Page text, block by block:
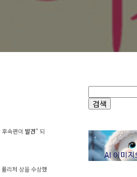
속편이 발견" 되
리처 상을 수상했